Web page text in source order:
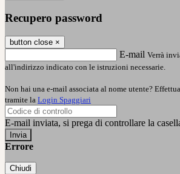
Recupero password
button close ×
E-mail Verrà
all'indirizzo indicato con le istruzioni necessarie.
Non hai una e-mail associata al nome utente?
tramite la Login Spaggiari
E-mail inviata, si prega di controllare la
Errore
Chiudi